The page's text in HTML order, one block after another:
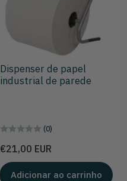
Dispenser de papel
industrial de parede
(0)
Preço
€21,00 EUR
Adicionar ao carrinho